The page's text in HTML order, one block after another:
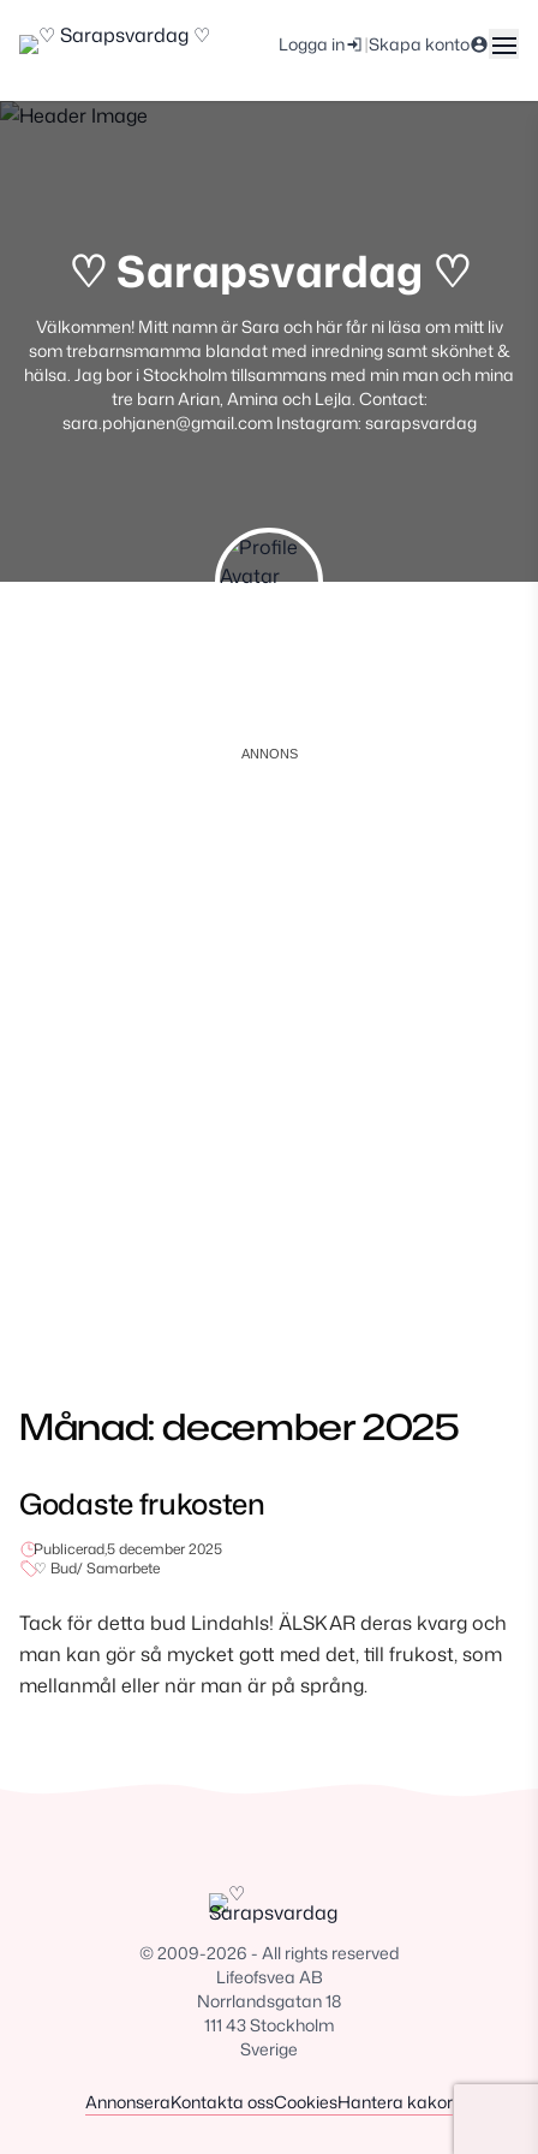
Logga in |Skapa konto
♡ Sarapsvardag ♡
Välkommen! Mitt namn är Sara och här får ni läsa om mitt liv
som trebarnsmamma blandat med inredning samt skönhet &
hälsa. Jag bor i Stockholm tillsammans med min man och mina
tre barn Arian, Amina och Lejla. Contact:
sara.pohjanen@gmail.com Instagram: sarapsvardag
Månad:december 2025
Godaste frukosten
Publicerad,5 december 2025
♡ Bud/ Samarbete
Tack för detta bud Lindahls! ÄLSKAR deras kvarg och
man kan gör så mycket gott med det, till frukost, som
mellanmål eller när man är på språng.
© 2009-2026 - All rights reserved
Lifeofsvea AB
Norrlandsgatan 18
111 43 Stockholm
Sverige
AnnonseraKontakta ossCookiesHantera kakor